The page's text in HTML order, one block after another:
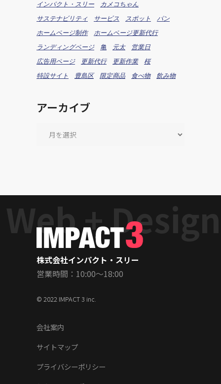
インパクト・スリー
カメコちゃん
サステナビリティ
サービス スポット
パン
ホームページ制作
ホームページ更新代行
ランディングページ
亀 元太
営業日
広告用ページ
更新代行 更新作業
桜
特設サイト
豊島区 限定商品 食べ物 飲み物
アーカイブ
株式会社インパクト・スリー
営業時間：10:00〜18:00
© 2022 IMPACT 3 inc.
会社案内
サイトマップ
プライバシーポリシー